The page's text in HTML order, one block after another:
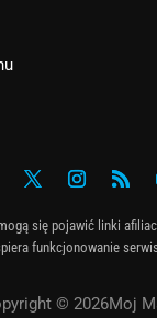
się pojawić linki
funkcjonowanie
© 2026Moj